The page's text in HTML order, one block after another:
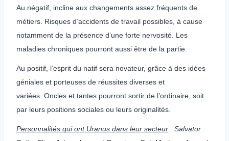
Au négatif, incline aux changements assez fréquents de
métiers. Risques d’accidents de travail possibles, à cause
notamment de la présence d’une forte nervosité. Les
maladies chroniques pourront aussi être de la partie.
Au positif, l’esprit du natif sera novateur, grâce à des idées
géniales et porteuses de réussites diverses et
variées. Oncles et tantes pourront sortir de l’ordinaire, soit
par leurs positions sociales ou leurs originalités.
Personnalités qui ont Uranus dans leur secteur : Salvator